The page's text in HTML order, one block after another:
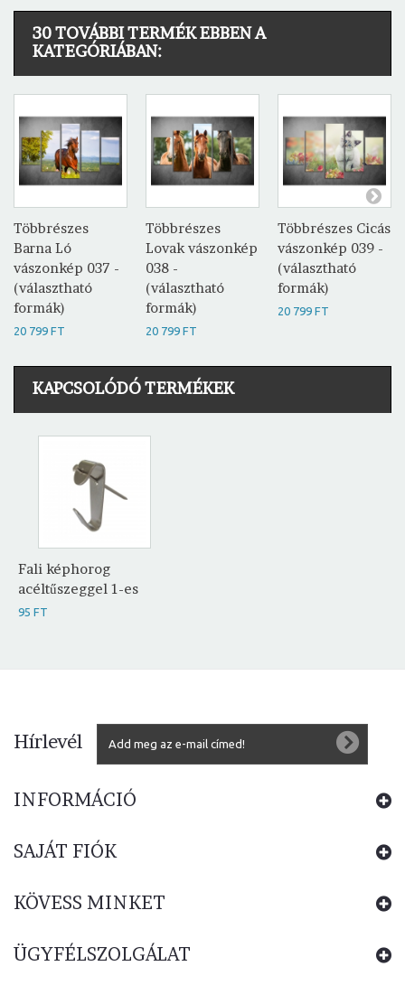
30 TOVÁBBI TERMÉK EBBEN A
KATEGÓRIÁBAN:
Többrészes
Barna Ló
vászonkép 037 -
(választható
formák)
20 799 FT
Többrészes
Lovak vászonkép
038 -
(választható
formák)
20 799 FT
Többrészes Cicás
vászonkép 039 -
(választható
formák)
20 799 FT
KAPCSOLÓDÓ TERMÉKEK
Fali képhorog
acéltűszeggel 1-es
95 FT
Hírlevél
INFORMÁCIÓ
SAJÁT FIÓK
KÖVESS MINKET
ÜGYFÉLSZOLGÁLAT